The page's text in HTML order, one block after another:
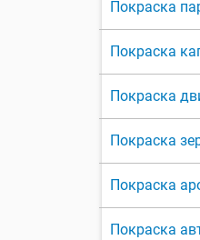
Покраска
Покраска
Покраска
Покраска
Покраска
Покраска